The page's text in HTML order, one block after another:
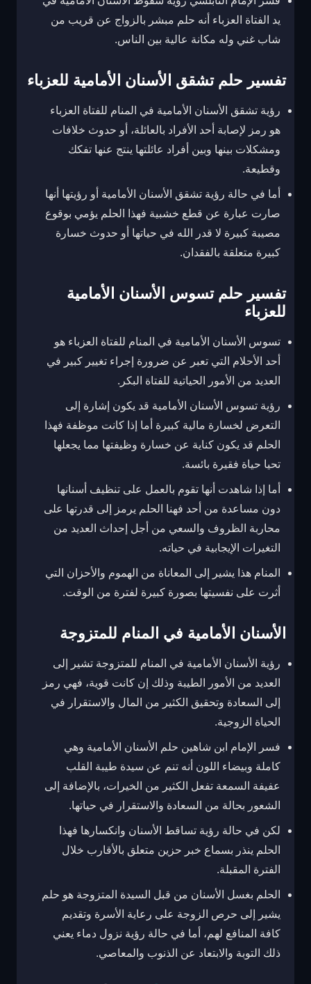
يد الفتاة العزباء أنه حلم مبشر بالزواج عن قريب من
شاب غني وله مكانة عالية بين الناس.
تفسير حلم تشقق الأسنان الأمامية للعزباء
رؤية تشقق الأسنان الأمامية في المنام للفتاة العزباء
هو رمز لإصابة أحد الأفراد بالعائلة، أو حدوث خلافات
ومشكلات بينها وبين أفراد عائلتها ينتج عنها تفكك
وقطيعة.
أما في حالة رؤية تشقق الأسنان الأمامية أو رؤيتها أنها
صارت عبارة عن قطع خشبية فهذا الحلم يؤمي بوقوع
مصيبة كبيرة لا قدر الله في حياتها أو حدوث خسارة
كبيرة متعلقة بالفقدان.
تفسير حلم تسوس الأسنان الأمامية
للعزباء
تسوس الأسنان الأمامية في المنام للفتاة العزباء هو
أحد الأحلام التي تعبر عن ضرورة إجراء تغيير كبير في
العديد من الأمور الحياتية للفتاة البكر.
رؤية تسوس الأسنان الأمامية قد يكون إشارة إلى
التعرض لخسارة مالية كبيرة أما إذا كانت موظفة فهذا
الحلم قد يكون كناية عن خسارة وظيفتها مما يجعلها
تحيا حياة فقيرة بائسة.
أما إذا شاهدت أنها تقوم بالعمل على تنظيف أسنانها
دون مساعدة من أحد فهنا الحلم يرمز إلى قدرتها على
محاربة الظروف والسعي من أجل إحداث العديد من
التغيرات الإيجابية في حياته.
المنام هذا يشير إلى المعاناة من الهموم والأحزان التي
أثرت على نفسيتها بصورة كبيرة لفترة من الوقت.
الأسنان الأمامية في المنام للمتزوجة
رؤية الأسنان الأمامية في المنام للمتزوجة تشير إلى
العديد من الأمور الطيبة وذلك إن كانت قوية، فهي رمز
إلى السعادة وتحقيق الكثير من المال والاستقرار في
الحياة الزوجية.
فسر الإمام ابن شاهين حلم الأسنان الأمامية وهي
كاملة وبيضاء اللون أنه تنم عن سيدة طيبة القلب
عفيفة السمعة تفعل الكثير من الخيرات، بالإضافة إلى
الشعور بحالة من السعادة والاستقرار في حياتها.
لكن في حالة رؤية تساقط الأسنان وانكسارها فهذا
الحلم ينذر بسماع خبر حزين متعلق بالأقارب خلال
الفترة المقبلة.
الحلم بغسل الأسنان من قبل السيدة المتزوجة هو حلم
يشير إلى حرص الزوجة على رعاية الأسرة وتقديم
كافة المنافع لهم، أما في حالة رؤية نزول دماء يعني
ذلك التوبة والابتعاد عن الذنوب والمعاصي.